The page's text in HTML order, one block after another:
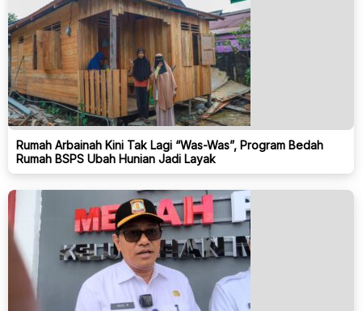
Rumah Arbainah Kini Tak Lagi “Was-Was”, Program Bedah
Rumah BSPS Ubah Hunian Jadi Layak